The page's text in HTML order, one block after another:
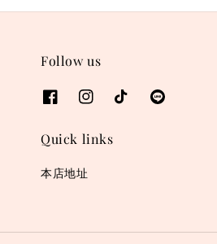
Follow us
Quick links
本店地址